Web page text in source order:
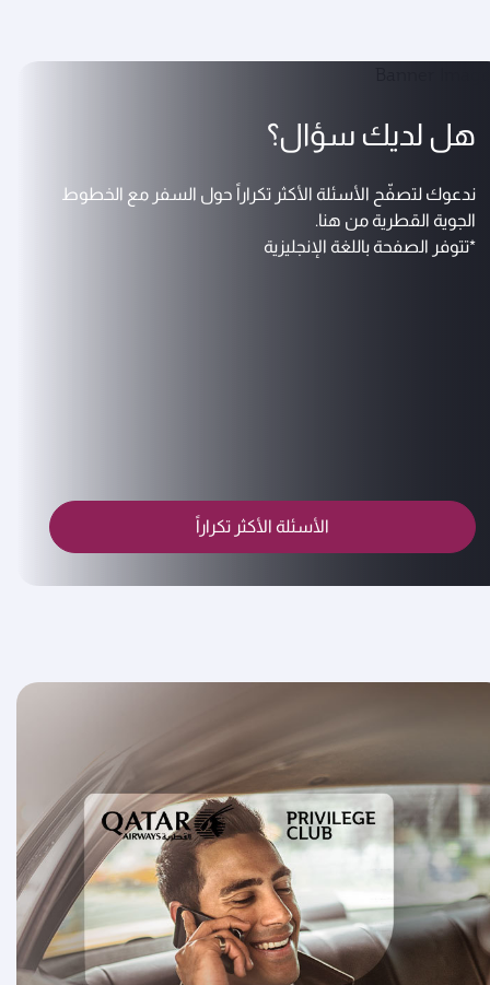
هل لديك سؤال؟
ندعوك لتصفّح الأسئلة الأكثر تكراراً حول السفر مع الخطوط
الجوية القطرية من هنا.
*تتوفر الصفحة باللغة الإنجليزية
الأسئلة الأكثر تكراراً